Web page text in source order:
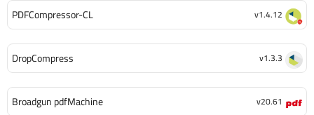
PDFCompressor-CL v1.4.12
DropCompress v1.3.3
Broadgun pdfMachine v20.61